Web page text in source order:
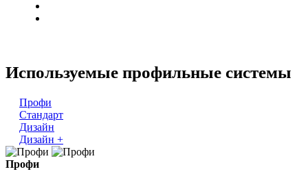
Используемые профильные системы
Профи
Стандарт
Дизайн
Дизайн +
Профи